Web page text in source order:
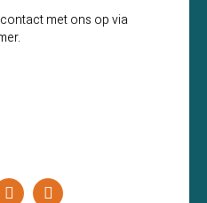
met ons op via